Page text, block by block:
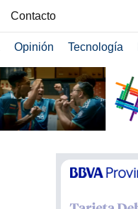
Contacto
Opinión Tecnología